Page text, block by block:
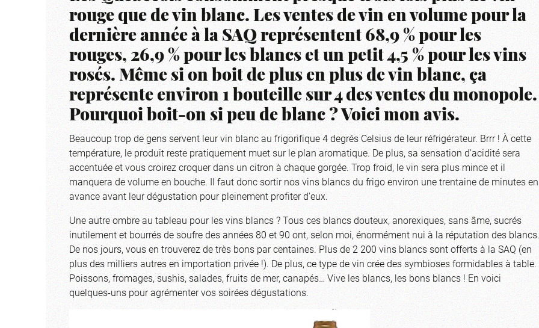
rouge que de vin blanc. Les ventes de vin en volume pour la
dernière année à la SAQ représentent 68,9 % pour les
rouges, 26,9 % pour les blancs et un petit 4,5 % pour les vins
rosés. Même si on boit de plus en plus de vin blanc, ça
représente environ 1 bouteille sur 4 des ventes du monopole.
Pourquoi boit-on si peu de blanc ? Voici mon avis.
Beaucoup trop de gens servent leur vin blanc au frigorifique 4 degrés Celsius de leur réfrigérateur. Brrr ! À cette
température, le produit reste pratiquement muet sur le plan aromatique. De plus, sa sensation d'acidité sera
accentuée et vous croirez croquer dans un citron à chaque gorgée. Trop froid, le vin sera plus mince et il
manquera de volume en bouche. Il faut donc sortir nos vins blancs du frigo environ une trentaine de minutes en
avance avant leur dégustation pour pleinement profiter d'eux.
Une autre ombre au tableau pour les vins blancs ? Tous ces blancs douteux, anorexiques, sans âme, sucrés
inutilement et bourrés de soufre des années 80 et 90 ont, selon moi, énormément nui à la réputation des blancs.
De nos jours, vous en trouverez de très bons par centaines. Plus de 2 200 vins blancs sont offerts à la SAQ (en
plus des milliers autres en importation privée !). De plus, ce type de vin crée des symbioses formidables à table.
Poissons, fromages, sushis, salades, fruits de mer, canapés… Vive les blancs, les bons blancs ! En voici
quelques-uns pour agrémenter vos soirées dégustations.